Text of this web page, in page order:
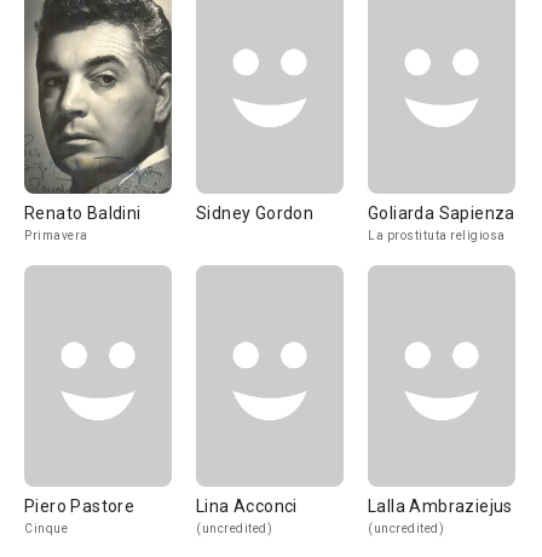
Renato Baldini
Primavera
Sidney Gordon Goliarda Sapienza
La prostituta religiosa
Piero Pastore
Cinque
Lina Acconci
(uncredited)
Lalla Ambraziejus
(uncredited)